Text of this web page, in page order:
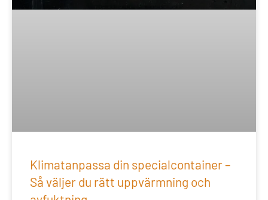
Klimatanpassa din specialcontainer –
Så väljer du rätt uppvärmning och